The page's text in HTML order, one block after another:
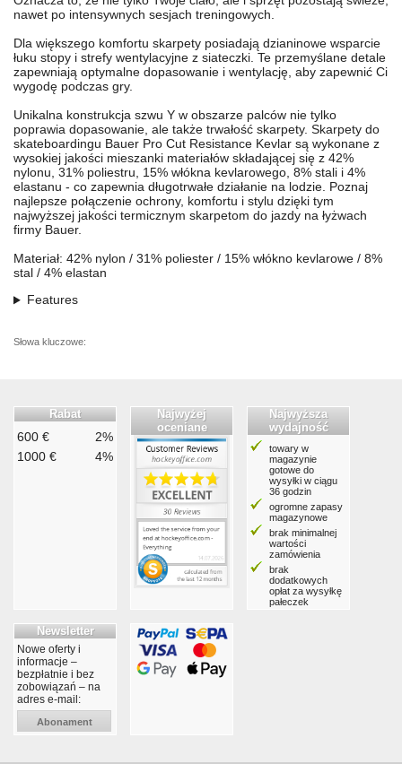
nawet po intensywnych sesjach treningowych.
Dla większego komfortu skarpety posiadają dzianinowe wsparcie
łuku stopy i strefy wentylacyjne z siateczki. Te przemyślane detale
zapewniają optymalne dopasowanie i wentylację, aby zapewnić Ci
wygodę podczas gry.
Unikalna konstrukcja szwu Y w obszarze palców nie tylko
poprawia dopasowanie, ale także trwałość skarpety. Skarpety do
skateboardingu Bauer Pro Cut Resistance Kevlar są wykonane z
wysokiej jakości mieszanki materiałów składającej się z 42%
nylonu, 31% poliestru, 15% włókna kevlarowego, 8% stali i 4%
elastanu - co zapewnia długotrwałe działanie na lodzie. Poznaj
najlepsze połączenie ochrony, komfortu i stylu dzięki tym
najwyższej jakości termicznym skarpetom do jazdy na łyżwach
firmy Bauer.
Materiał: 42% nylon / 31% poliester / 15% włókno kevlarowe / 8%
stal / 4% elastan
Features
Słowa kluczowe:
Rabat
600 €
2%
1000 €
4%
Najwyżej
oceniane
Najwyższa
wydajność
towary w
magazynie
gotowe do
wysyłki w ciągu
36 godzin
ogromne zapasy
magazynowe
brak minimalnej
wartości
zamówienia
brak
dodatkowych
opłat za wysyłkę
pałeczek
Newsletter
Nowe oferty i
informacje –
bezpłatnie i bez
zobowiązań – na
adres e-mail:
Abonament